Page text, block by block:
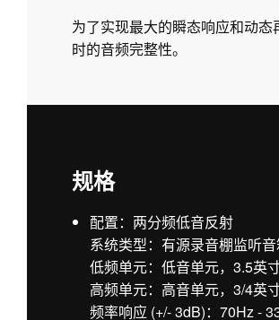
为了实现最大的瞬态响应和动
时的音频完整性。
规格
配置：两分频低音反射
系统类型：有源录音棚监听音
低频单元：低音单元，3.5英
高频单元：高音单元，3/4英
频率响应 (+/- 3dB)：70Hz -